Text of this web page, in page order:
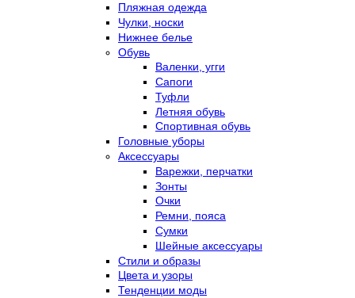
Пляжная одежда
Чулки, носки
Нижнее белье
Обувь
Валенки, угги
Сапоги
Туфли
Летняя обувь
Спортивная обувь
Головные уборы
Аксессуары
Варежки, перчатки
Зонты
Очки
Ремни, пояса
Сумки
Шейные аксессуары
Стили и образы
Цвета и узоры
Тенденции моды